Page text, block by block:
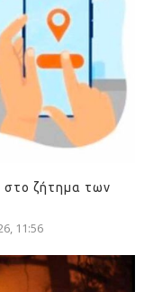
ζήτημα των
11:56